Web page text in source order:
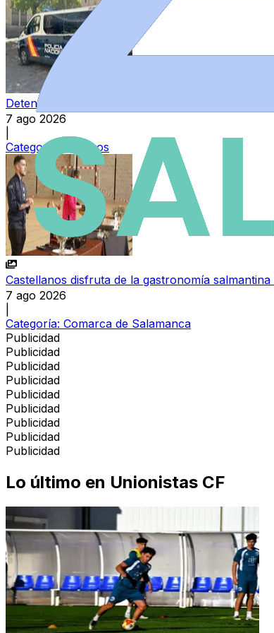
Detenido un hombre mientras intentaba robar
7 ago 2026
Categoría:
Sucesos
Castellanos disfruta de la gastronomía
7 ago 2026
Categoría: Comarca de Salamanca
Publicidad
Publicidad
Publicidad
Publicidad
Publicidad
Publicidad
Publicidad
Publicidad
Publicidad
Lo último en Unionistas CF